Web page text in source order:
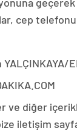
cep
ve diğer
iletişim